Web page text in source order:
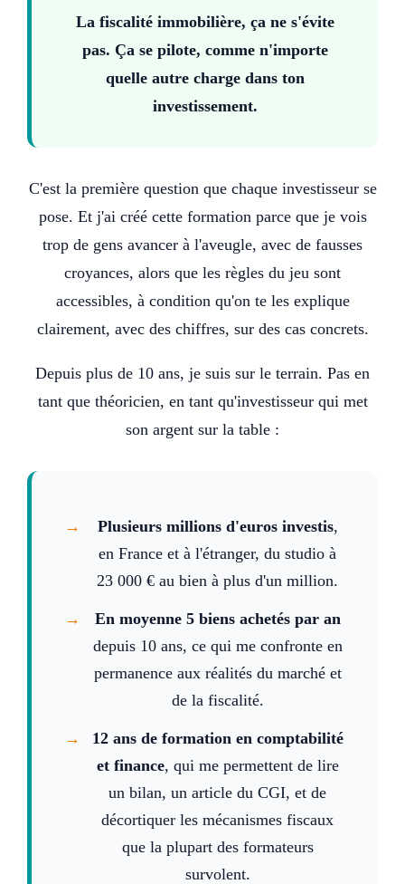
La fiscalité immobilière, ça ne s'évite
pas. Ça se pilote, comme n'importe
quelle autre charge dans ton
investissement.
C'est la première question que chaque investisseur se
pose. Et j'ai créé cette formation parce que je vois
trop de gens avancer à l'aveugle, avec de fausses
croyances, alors que les règles du jeu sont
accessibles, à condition qu'on te les explique
clairement, avec des chiffres, sur des cas concrets.
Depuis plus de 10 ans, je suis sur le terrain. Pas en
tant que théoricien, en tant qu'investisseur qui met
son argent sur la table :
Plusieurs millions d'euros investis,
en France et à l'étranger, du studio à
23 000 € au bien à plus d'un million.
En moyenne 5 biens achetés par an
depuis 10 ans, ce qui me confronte en
permanence aux réalités du marché et
de la fiscalité.
12 ans de formation en comptabilité
et finance, qui me permettent de lire
un bilan, un article du CGI, et de
décortiquer les mécanismes fiscaux
que la plupart des formateurs
survolent.